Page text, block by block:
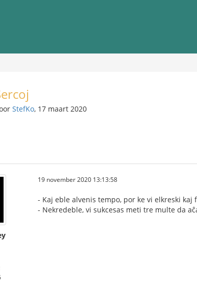
StefKo, 17 maart 2020
19 november 2020 13:13:58
- Kaj eble alvenis tempo, por ke vi elkreski
- Nekredeble, vi sukcesas meti tre multe da